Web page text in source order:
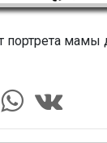
портрета мамы